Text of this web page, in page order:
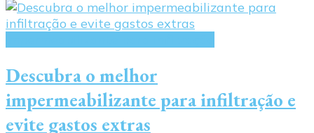
Descubra o melhor
impermeabilizante para infiltração e
evite gastos extras